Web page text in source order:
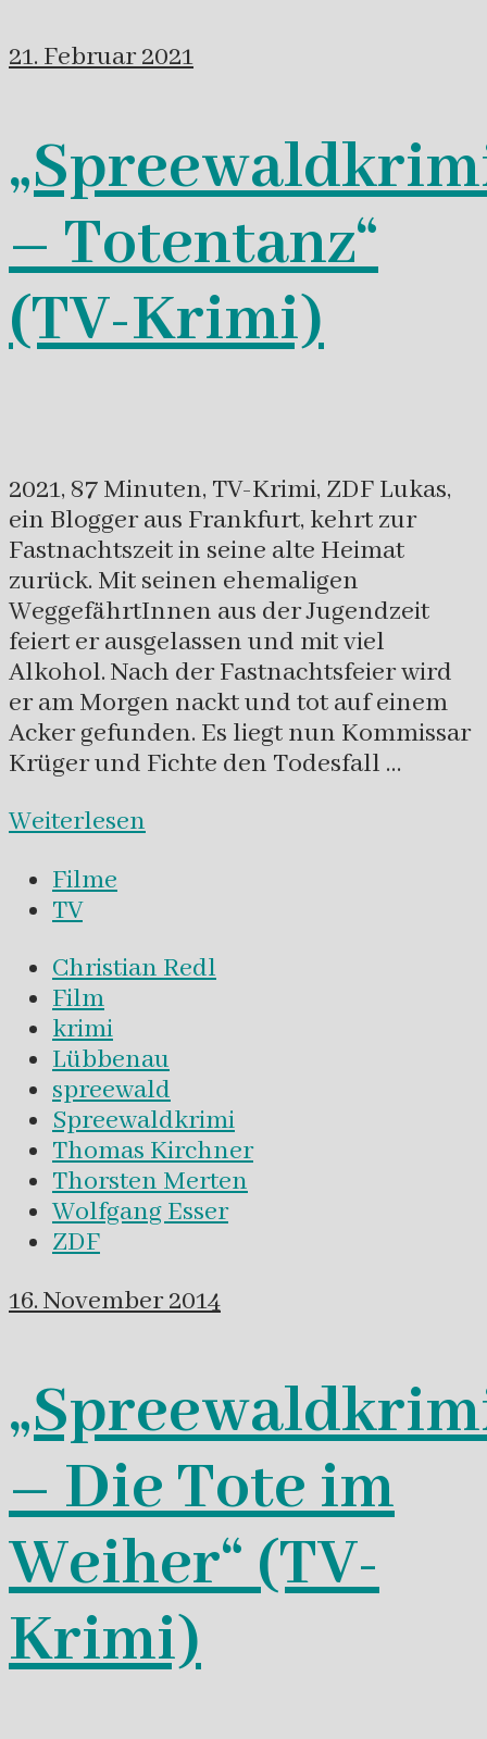
21. Februar 2021
– Totentanz“
(TV-Krimi)
2021, 87 Minuten, TV-Krimi, ZDF Lukas,
ein Blogger aus Frankfurt, kehrt zur
Fastnachtszeit in seine alte Heimat
zurück. Mit seinen ehemaligen
WeggefährtInnen aus der Jugendzeit
feiert er ausgelassen und mit viel
Alkohol. Nach der Fastnachtsfeier wird
er am Morgen nackt und tot auf einem
Acker gefunden. Es liegt nun Kommissar
Krüger und Fichte den Todesfall …
Weiterlesen
Filme
TV
Christian Redl
Film
krimi
Lübbenau
spreewald
Spreewaldkrimi
Thomas Kirchner
Thorsten Merten
Wolfgang Esser
ZDF
16. November 2014
– Die Tote im
Weiher“ (TV-
Krimi)